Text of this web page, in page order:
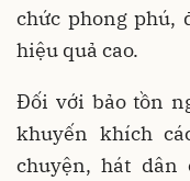
chức phong phú,
hiệu quả cao.
Đối với bảo tồn
khuyến khích
chuyện, hát dân